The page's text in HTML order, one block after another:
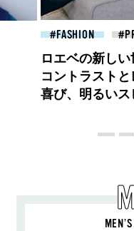
BEAUTY
大胆不敵で、
BALLISTIK
COACHの新作